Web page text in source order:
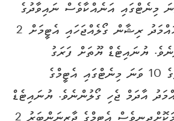
ފަހުހާފުގެ 3 ވަނަ މިނެޓްގައި އަނެއްކާވެސް ނައިވާދުގެ
ޖާޒީ ނަންބަރު 7 މުހައްމަދު ރިޝާން ގޯލެއްޖަހައި އެޓީމަށް 2
ޔުނައިޓެޑް ޔޫތަށް ފަރަގު
ކުޑަކޮށްދިނީ ފަހު ހާފްގެ 10 ވަނަ މިނެޓްގައި އެޓީމްގެ
2 މުހައްމަދު އާދަމް ޖެހި ގޯލުންނެވެ. ޔުނައިޓެޑް